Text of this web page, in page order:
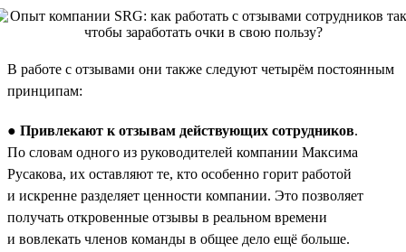
В работе с отзывами они также следуют четырём постоянным
принципам:
● Привлекают к отзывам действующих сотрудников.
По словам одного из руководителей компании Максима
Русакова, их оставляют те, кто особенно горит работой
и искренне разделяет ценности компании. Это позволяет
получать откровенные отзывы в реальном времени
и вовлекать членов команды в общее дело ещё больше.